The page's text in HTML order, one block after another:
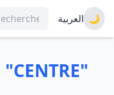
العربية 🌙
"CENTRE"